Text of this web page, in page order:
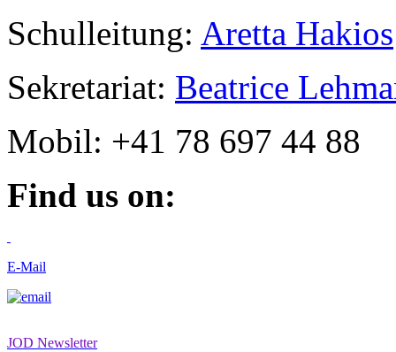
Schulleitung: Aretta Hakios
Sekretariat: Beatrice
Mobil: +41 78 697 44 88
Find us on:
E-Mail
JOD Newsletter